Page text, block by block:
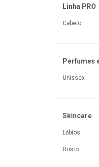
Linha PRO
Cabelo
Perfumes
Unissex
Skincare
Lábios
Rosto